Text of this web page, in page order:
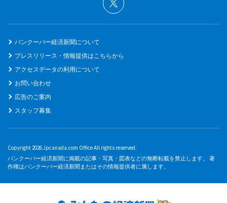
バンクーバー経済新聞について
プレスリリース・情報提供はこちらから
アクセスデータの利用について
お問い合わせ
広告のご案内
スタッフ募集
Copyright 2026 Jpcanada.com Office All rights reserved.
バンクーバー経済新聞に掲載の記事・写真・図表などの無断転載を禁止します。 著
作権はバンクーバー経済新聞またはその情報提供者に属します。